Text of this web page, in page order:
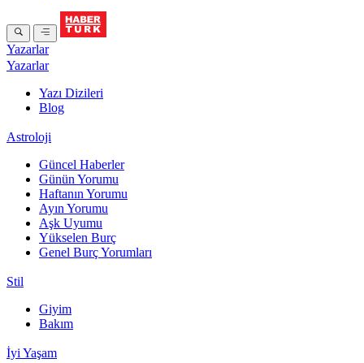
Yazarlar
Yazarlar
Yazı Dizileri
Blog
Astroloji
Güncel Haberler
Günün Yorumu
Haftanın Yorumu
Ayın Yorumu
Aşk Uyumu
Yükselen Burç
Genel Burç Yorumları
Stil
Giyim
Bakım
İyi Yaşam